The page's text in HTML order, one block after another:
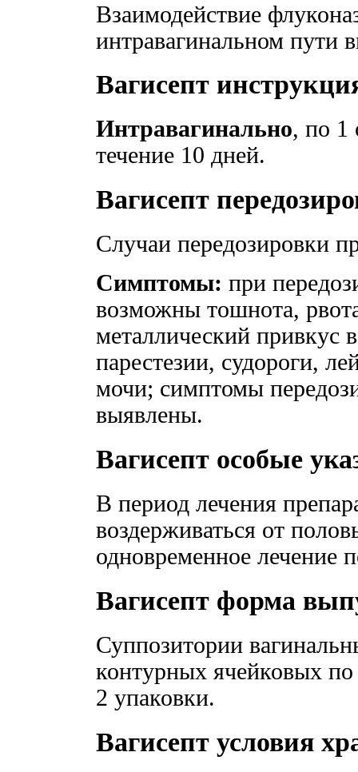
Взаимодействие
интравагинальном пути
Вагисепт
Интравагинально, по 1
течение 10 дней.
Вагисепт
Случаи передозировки
Симптомы: при
возможны тошнота,
металлический привкус
парестезии, судороги,
мочи; симптомы
выявлены.
Вагисепт особые
В период лечения
воздерживаться от
одновременное лечение
Вагисепт форма
Суппозитории
контурных ячейковых
2 упаковки.
Вагисепт условия